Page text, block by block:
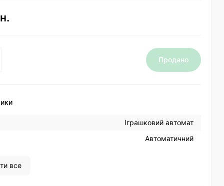
Продано
Іграшковий автомат
Автоматичний
все